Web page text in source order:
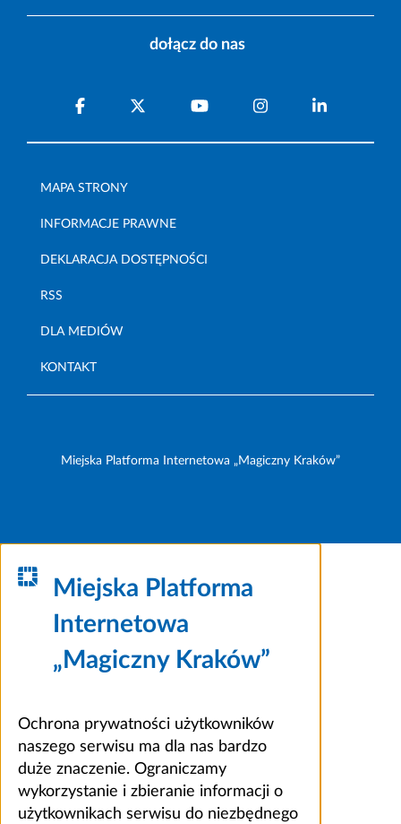
dołącz do nas
MAPA STRONY
INFORMACJE PRAWNE
DEKLARACJA DOSTĘPNOŚCI
RSS
DLA MEDIÓW
KONTAKT
Miejska Platforma Internetowa „Magiczny Kraków”
Miejska Platforma
Internetowa
„Magiczny Kraków”
Ochrona prywatności użytkowników
naszego serwisu ma dla nas bardzo
duże znaczenie. Ograniczamy
wykorzystanie i zbieranie informacji o
użytkownikach serwisu do niezbędnego